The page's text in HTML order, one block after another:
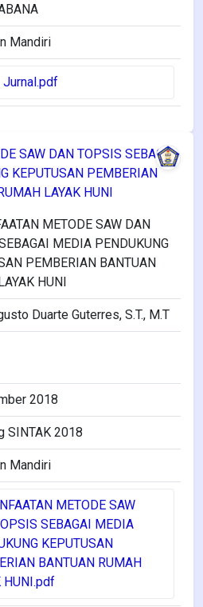
Mandiri
SAW DAN TOPSIS SEBAGAI
KEPUTUSAN PEMBERIAN
LAYAK HUNI
METODE SAW DAN
MEDIA PENDUKUNG
PEMBERIAN BANTUAN
HUNI
Duarte Guterres, S.T., M.T
2018
SINTAK 2018
Mandiri
METODE SAW
SEBAGAI MEDIA
KEPUTUSAN
BANTUAN RUMAH
HUNI.pdf